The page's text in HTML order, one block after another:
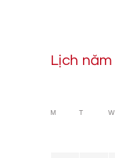
Lịch năm
M T W